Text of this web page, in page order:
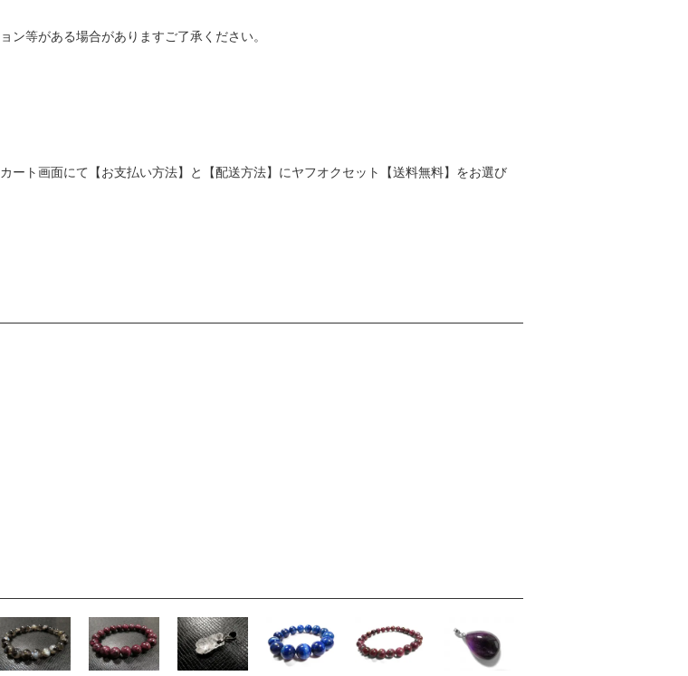
等がある場合がありますご了承ください。
ート画面にて【お支払い方法】と【配送方法】にヤフオクセット【送料無料】をお選び